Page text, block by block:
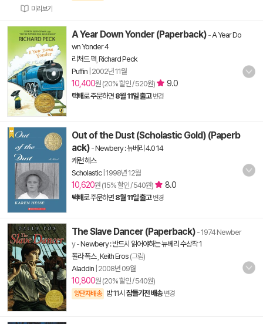
미리보기
A Year Down Yonder (Paperback) -A Year Do
wn Yonder 4
리처드 펙 Richard Peck
Puffin 2002년 11월
10,400원 (20% 할인 / 520원) 9.0
택배로 주문하면 8월 11일 출고 변경
Out of the Dust (Scholastic Gold) (Paperb
ack) -Newbery : 뉴베리 4.0 14
캐런 헤스
Scholastic| 1998년 12월
10,620원 (15% 할인 / 540원) 8.0
택배로 주문하면 8월 11일 출고 변경
The Slave Dancer (Paperback) - 1974 Newber
y-Newbery : 반드시 읽어야하는 뉴베리 수상작 1
폴라 폭스, Keith Eros (그림)
Aladdin 2008년 09월
10,800원 (20% 할인 / 540원)
양탄자배송 밤 11시 잠들기전 배송 변경